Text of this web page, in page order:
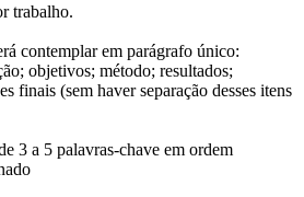
trabalho.
contemplar em parágrafo único:
objetivos; método; resultados;
finais (sem haver separação desses itens
3 a 5 palavras-chave em ordem